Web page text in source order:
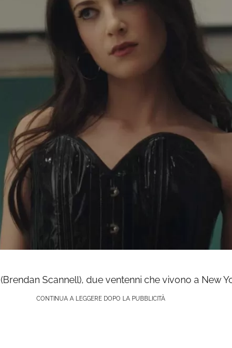
(Brendan Scannell), due ventenni che vivono a New
CONTINUA A LEGGERE DOPO LA PUBBLICITÀ